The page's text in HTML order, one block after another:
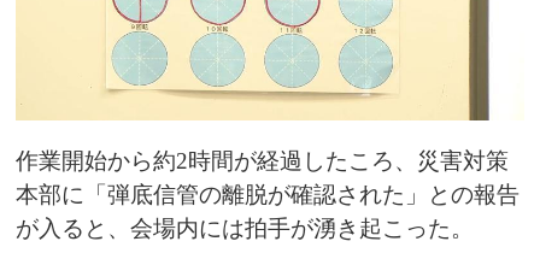
作業開始から約2時間が経過したころ、災害対策
本部に「弾底信管の離脱が確認された」との報告
が入ると、会場内には拍手が湧き起こった。